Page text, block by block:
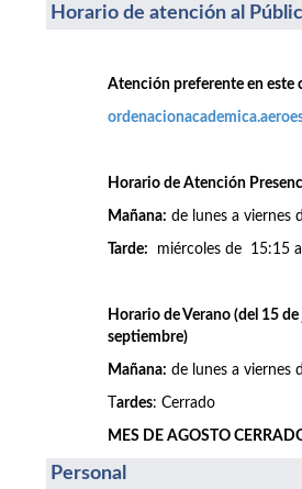
Horario de atención al
Atención preferente en este
Horario de Atención
Mañana: de lunes a viernes
Tarde: miércoles de 15:15
Horario de Verano (del 15
septiembre)
Mañana: de lunes a viernes
ardes: Cerrado
MES DE AGOSTO
Personal